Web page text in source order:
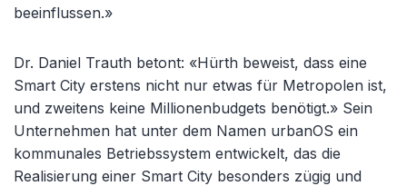
beeinflussen.»
Dr. Daniel Trauth betont: «Hürth beweist, dass eine
Smart City erstens nicht nur etwas für Metropolen ist,
und zweitens keine Millionenbudgets benötigt.» Sein
Unternehmen hat unter dem Namen urbanOS ein
kommunales Betriebssystem entwickelt, das die
Realisierung einer Smart City besonders zügig und